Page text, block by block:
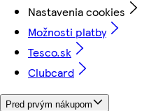
Nastavenia cookies
Možnosti platby
Tesco.sk
Clubcard
Pred prvým nákupom